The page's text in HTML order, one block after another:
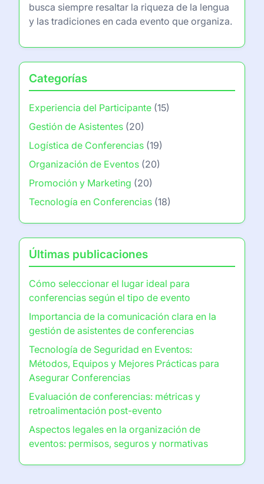
busca siempre resaltar la riqueza de la lengua
y las tradiciones en cada evento que organiza.
Categorías
Experiencia del Participante (15)
Gestión de Asistentes (20)
Logística de Conferencias (19)
Organización de Eventos (20)
Promoción y Marketing (20)
Tecnología en Conferencias (18)
Últimas publicaciones
Cómo seleccionar el lugar ideal para
conferencias según el tipo de evento
Importancia de la comunicación clara en la
gestión de asistentes de conferencias
Tecnología de Seguridad en Eventos:
Métodos, Equipos y Mejores Prácticas para
Asegurar Conferencias
Evaluación de conferencias: métricas y
retroalimentación post-evento
Aspectos legales en la organización de
eventos: permisos, seguros y normativas